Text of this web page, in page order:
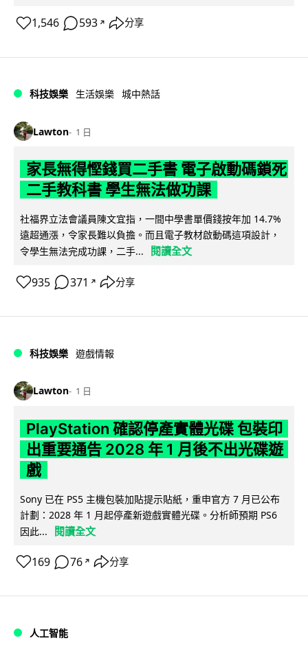
1,546 593 ↗ 分享
科技娛樂 生活娛樂 城中熱話
Lawton 1 日
家長無得慳錢買二手書 電子啟動碼鎖死
二手教科書 學生無法做功課
社福界立法會議員陳文宜指，一間中學書單價錢按年加 14.7%
遠超通漲，令家長難以負擔。而且電子教材啟動碼這項設計，
令學生無法完成功課，二手...
閱讀全文
935 371 ↗ 分享
科技娛樂 遊戲情報
Lawton 1 日
PlayStation 確認停產實體光碟 包裝印
出重要通告 2028 年 1 月後不出光碟遊
戲
Sony 已在 PS5 主機包裝加貼提示貼紙，重申官方 7 月已公布
計劃：2028 年 1 月起停產新遊戲實體光碟。分析師預期 PS6
因此...
閱讀全文
169 76 ↗ 分享
人工智能